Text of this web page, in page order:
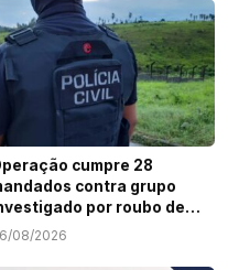
cumpre 28
contra grupo
por roubo de
e tráfico de drogas
08/2026